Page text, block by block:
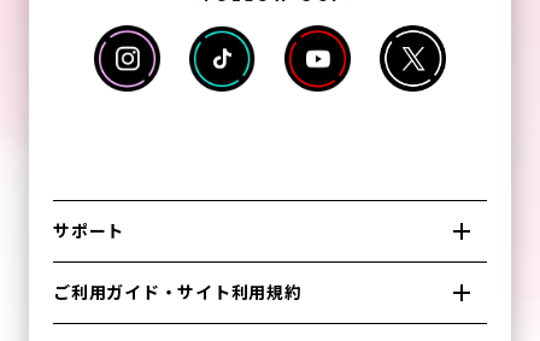
サポート
ご利用ガイド・サイト利用規約